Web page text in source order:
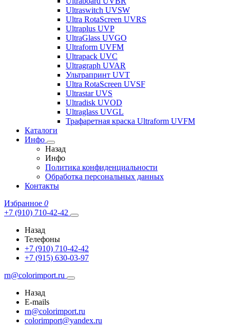
Ultraswitch UVSW
Ultra RotaScreen UVRS
Ultraplus UVP
UltraGlass UVGO
Ultraform UVFM
Ultrapack UVC
Ultragraph UVAR
Ультрапринт UVT
Ultra RotaScreen UVSF
Ultrastar UVS
Ultradisk UVOD
Ultraglass UVGL
Трафаретная краска Ultraform UVFM
Каталоги
Инфо
Назад
Инфо
Политика конфиденциальности
Обработка персональных данных
Контакты
Избранное 0
+7 (910) 710-42-42
Назад
Телефоны
+7 (910) 710-42-42
+7 (915) 630-03-97
rn@colorimport.ru
Назад
E-mails
rn@colorimport.ru
colorimport@yandex.ru